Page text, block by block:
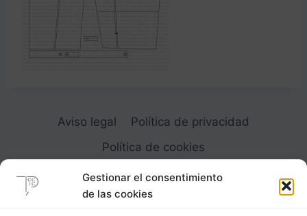
Gestionar el consentimiento
de las cookies
Aviso legal
Política de privacidad
Política de cookies